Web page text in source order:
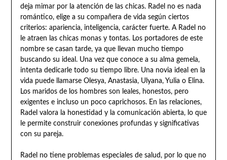
deja mimar por la atención de las chicas. Radel no es nada
romántico, elige a su compañera de vida según ciertos
criterios: apariencia, inteligencia, carácter fuerte. A Radel no
le atraen las chicas monas y tontas. Los portadores de este
nombre se casan tarde, ya que llevan mucho tiempo
buscando su ideal. Una vez que conoce a su alma gemela,
intenta dedicarle todo su tiempo libre. Una novia ideal en la
vida puede llamarse Olesya, Anastasia, Ulyana, Yulia o Elina.
Los maridos de los hombres son leales, honestos, pero
exigentes e incluso un poco caprichosos. En las relaciones,
Radel valora la honestidad y la comunicación abierta, lo que
le permite construir conexiones profundas y significativas
con su pareja.
Radel no tiene problemas especiales de salud, por lo que no